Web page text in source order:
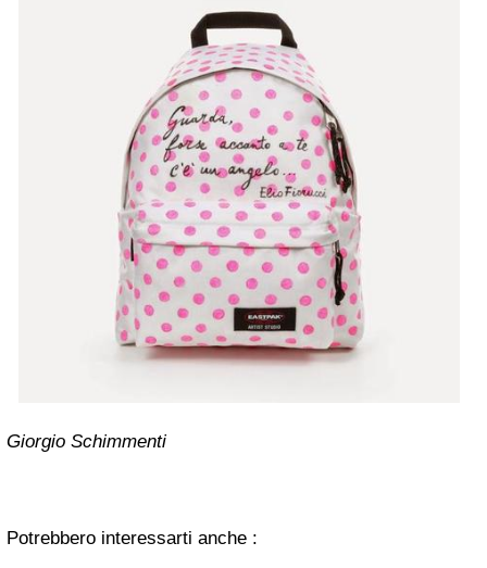
Giorgio Schimmenti
Potrebbero interessarti anche :